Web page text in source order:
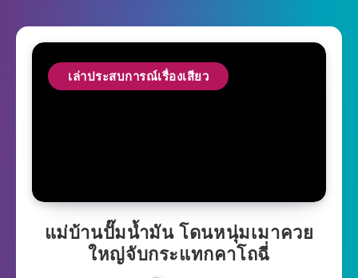
เล่าประสบการณ์เรื่องเสียว
แม่บ้านปั๊มน้ำมัน โดนหนุ่มเมาควย
ใหญ่จับกระแทกคาโถฉี่